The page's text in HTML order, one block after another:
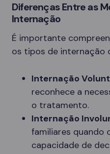
Diferenças Entre as
Internação
É importante
os tipos de internação
Internação
reconhece a
o tratamento.
Internação
familiares quando
capacidade de